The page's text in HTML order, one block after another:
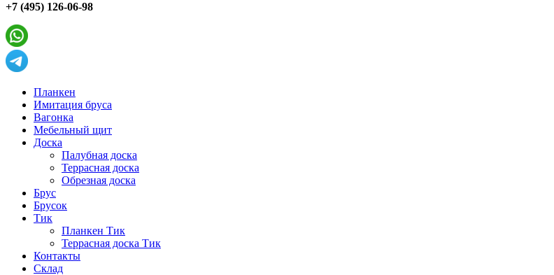
+7 (495) 126-06-98
Планкен
Имитация бруса
Вагонка
Мебельный щит
Доска
Палубная доска
Террасная доска
Обрезная доска
Брус
Брусок
Тик
Планкен Тик
Террасная доска Тик
Контакты
Склад